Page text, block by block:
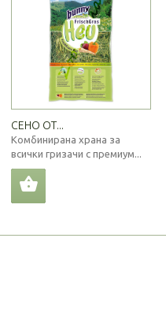
СЕНО ОТ...
Комбинирана храна за
всички гризачи с премиум...